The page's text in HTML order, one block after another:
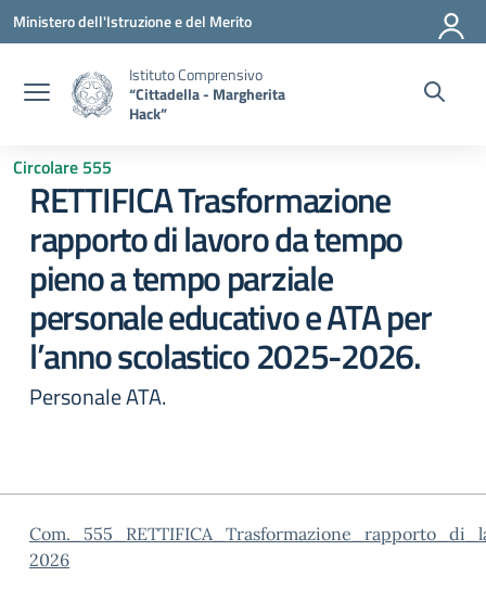
Vai ai contenuti
Vai al menu di navigazione
Vai al footer
Ministero dell'Istruzione e del Merito
Istituto Comprensivo
“Cittadella - Margherita
Hack”
Circolare 555
RETTIFICA Trasformazione
rapporto di lavoro da tempo
pieno a tempo parziale
personale educativo e ATA per
l’anno scolastico 2025-2026.
Personale ATA.
2026